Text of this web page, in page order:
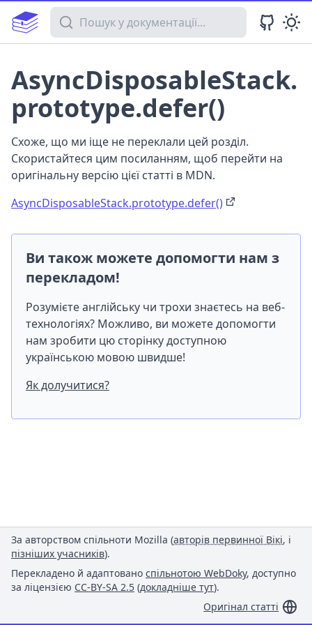
Пошук у документації
AsyncDisposableStack.
prototype.defer()
Схоже, що ми іще не переклали цей розділ.
Скористайтеся цим посиланням, щоб перейти на
оригінальну версію цієї статті в MDN.
AsyncDisposableStack.prototype.defer()
Ви також можете допомогти нам з
перекладом!
Розумієте англійську чи трохи знаєтесь на веб-
технологіях? Можливо, ви можете допомогти
нам зробити цю сторінку доступною
українською мовою швидше!
Як долучитися?
За авторством спільноти Mozilla (авторів первинної Вікі, і
пізніших учасників).
Перекладено й адаптовано спільнотою WebDoky, доступно
за ліцензією CC-BY-SA 2.5 (докладніше тут).
Оригінал статті